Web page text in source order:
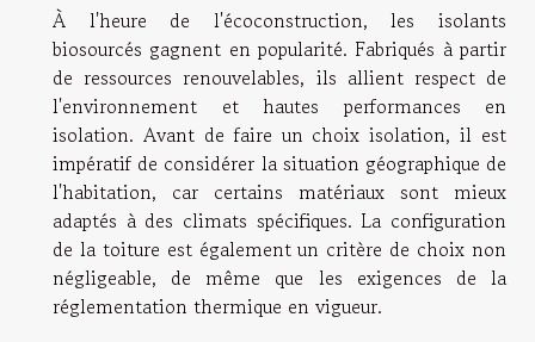
À l'heure de l'écoconstruction, les isolants
biosourcés gagnent en popularité. Fabriqués à partir
de ressources renouvelables, ils allient respect de
l'environnement et hautes performances en
isolation. Avant de faire un choix isolation, il est
impératif de considérer la situation géographique de
l'habitation, car certains matériaux sont mieux
adaptés à des climats spécifiques. La configuration
de la toiture est également un critère de choix non
négligeable, de même que les exigences de la
réglementation thermique en vigueur.